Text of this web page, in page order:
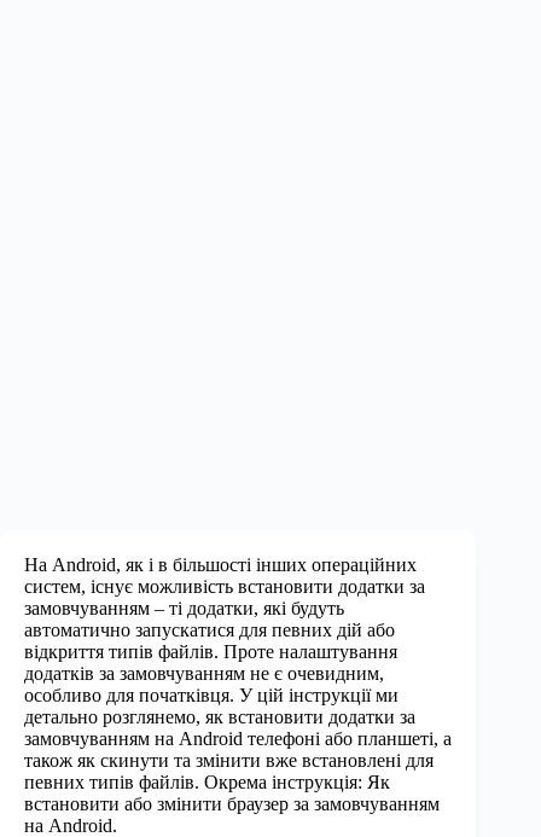
На Android, як і в більшості інших операційних
систем, існує можливість встановити додатки за
замовчуванням – ті додатки, які будуть
автоматично запускатися для певних дій або
відкриття типів файлів. Проте налаштування
додатків за замовчуванням не є очевидним,
особливо для початківця. У цій інструкції ми
детально розглянемо, як встановити додатки за
замовчуванням на Android телефоні або планшеті, а
також як скинути та змінити вже встановлені для
певних типів файлів. Окрема інструкція: Як
встановити або змінити браузер за замовчуванням
на Android.